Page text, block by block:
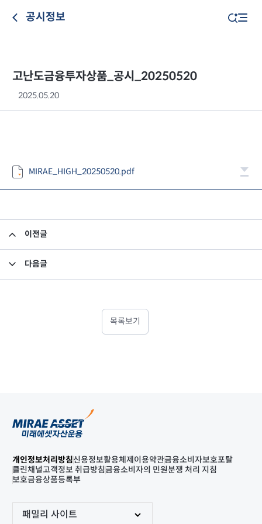
공시정보
고난도금융투자상품_공시_20250520
2025.05.20
MIRAE_HIGH_20250520.pdf
이전글
다음글
목록보기
개인정보처리방침신용정보활용체제 이용약관금융소비자보호포탈
클린채널고객정보 취급방침금융소비자의 민원분쟁 처리 지침
보호금융상품등록부
패밀리 사이트